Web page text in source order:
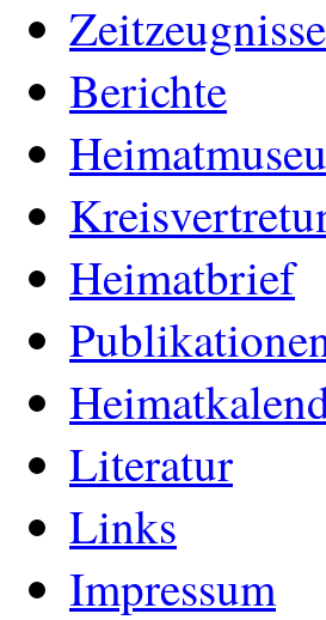
Zeitzeugnisse
Berichte
Heimatbrief
Literatur
Links
Impressum